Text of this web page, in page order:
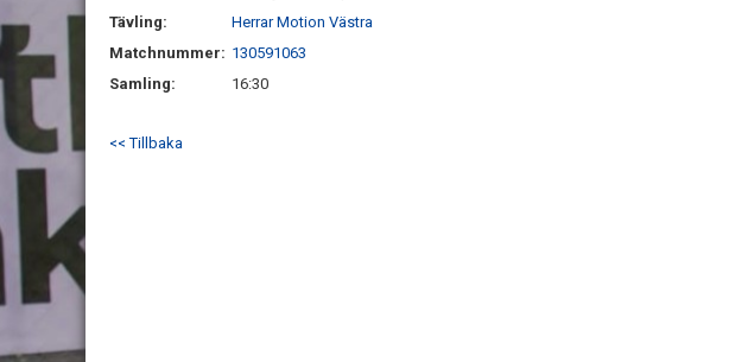
Tävling:
Herrar Motion Västra
Matchnummer: 130591063
Samling:
16:30
<< Tillbaka